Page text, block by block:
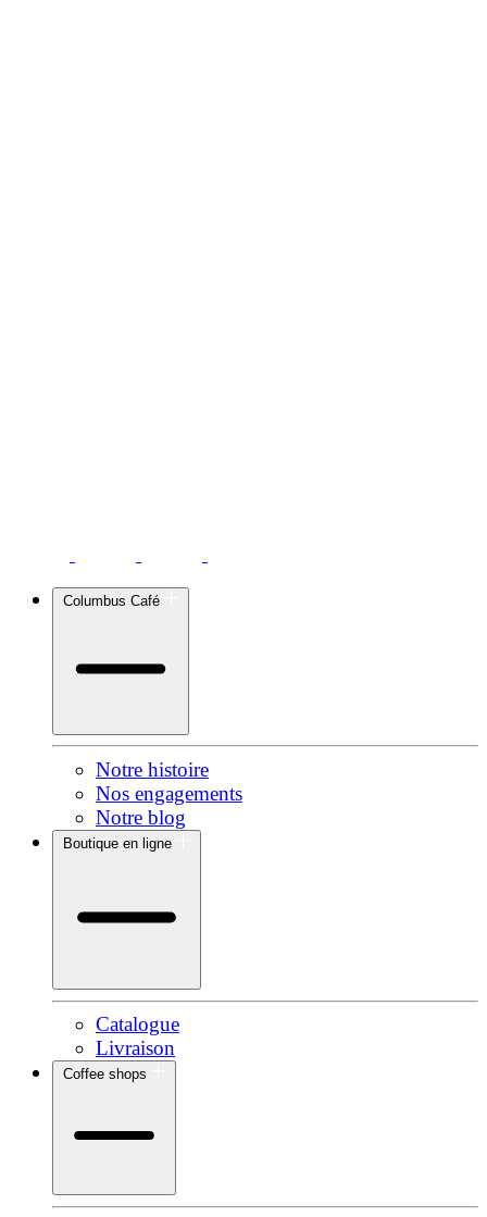
Columbus Café
Notre histoire
Nos engagements
Notre blog
Boutique en ligne
Catalogue
Livraison
Coffee shops